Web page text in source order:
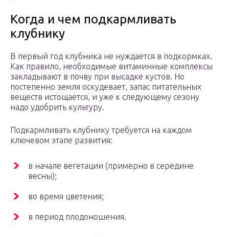
Когда и чем подкармливать
клубнику
В первый год клубника не нуждается в подкормках.
Как правило, необходимые витаминные комплексы
закладывают в почву при высадке кустов. Но
постепенно земля оскудевает, запас питательных
веществ истощается, и уже к следующему сезону
надо удобрить культуру.
Подкармливать клубнику требуется на каждом
ключевом этапе развития:
в начале вегетации (примерно в середине
весны);
во время цветения;
в период плодоношения.